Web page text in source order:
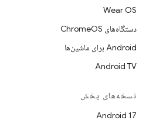
Wear OS
دستگاه‌های ChromeOS
Android برای ماشین‌ها
Android TV
نسخه‌های پخش
Android 17